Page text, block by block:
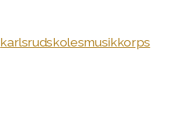
karlsrudskolesmusikkorps